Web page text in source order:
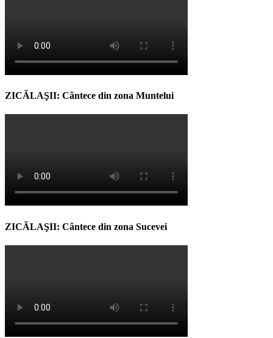
ZICĂLAŞII: Cântece din zona Muntelui
ZICĂLAŞII: Cântece din zona Sucevei